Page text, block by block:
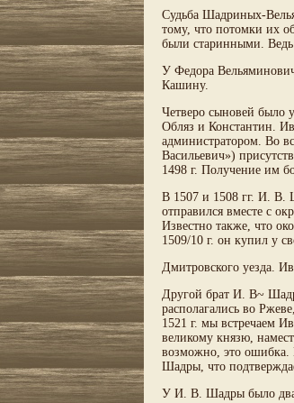
Судьба Шадриных-
тому, что потомки их
были старинными.
У Федора
Кашину.
Четверо сыновей было
Обляз и Константин.
администратором. Во
Васильевич»)
1498 г. Получение им
В 1507 и 1508 гг. И. В.
отправился вместе с
Известно также, что
1509/10 г. он купил у
Дмитровского уезда.
Другой брат И. В~
располагались во
1521 г. мы встречаем
великому князю,
возможно, это ошибка.
Шадры, что
У И. В. Шадры было два